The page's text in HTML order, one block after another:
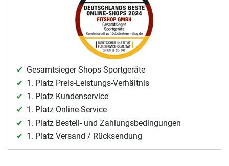
Gesamtsieger Shops Sportgeräte
1. Platz Preis-Leistungs-Verhältnis
1. Platz Kundenservice
1. Platz Online-Service
1. Platz Bestell- und Zahlungsbedingungen
1. Platz Versand / Rücksendung